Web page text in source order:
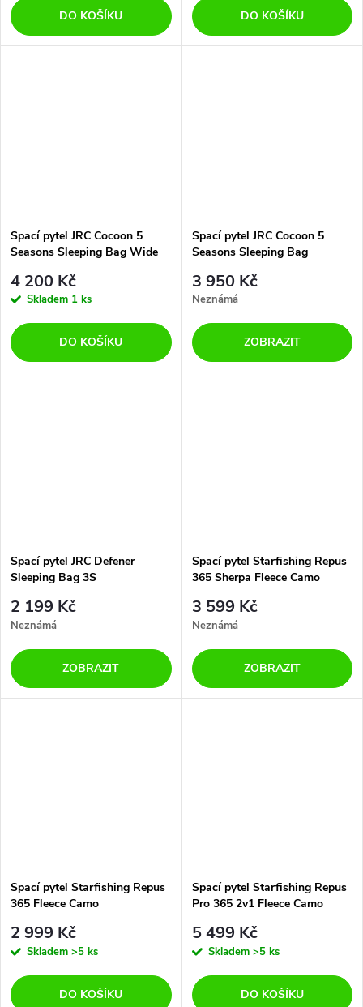
DO KOŠÍKU DO KOŠÍKU
Spací pytel JRC Cocoon 5
Seasons Sleeping Bag Wide
4 200 Kč
Skladem 1 ks
DO KOŠÍKU
Spací pytel JRC Cocoon 5
Seasons Sleeping Bag
3 950 Kč
Neznámá
ZOBRAZIT
Spací pytel JRC Defener
Sleeping Bag 3S
2 199 Kč
Neznámá
ZOBRAZIT
Spací pytel Starfishing Repus
365 Sherpa Fleece Camo
3 599 Kč
Neznámá
ZOBRAZIT
Spací pytel Starfishing Repus
365 Fleece Camo
2 999 Kč
Skladem >5 ks
DO KOŠÍKU
Spací pytel Starfishing Repus
Pro 365 2v1 Fleece Camo
5 499 Kč
Skladem >5 ks
DO KOŠÍKU